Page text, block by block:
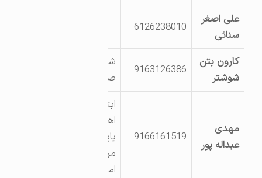
علی اصغر
سنائی
6126238010
کارون بتن
شوشتر
9163126386
شوشتر -شهرک
صنعتی شماره 2
مهدی
عبداله پور
9166161519
ابتدای جاده شوشتر
اهواز-میدان شاهد-
پایین تر از پست
مرکزی-روبروی پارک
امامزاده عبداله